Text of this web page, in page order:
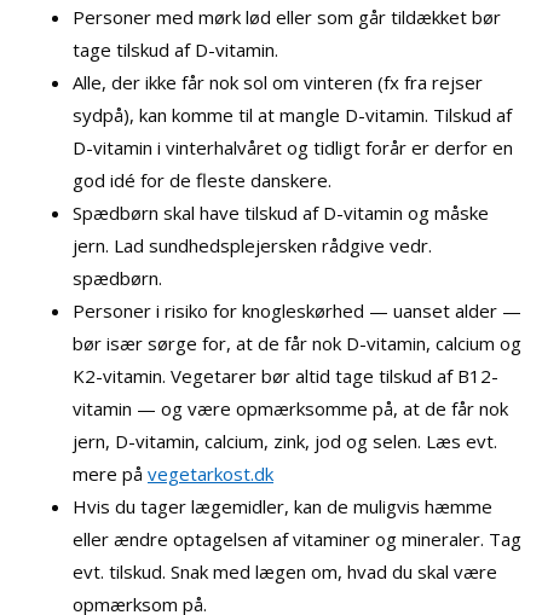
Personer med mørk lød eller som går tildækket bør
tage tilskud af D-vitamin.
Alle, der ikke får nok sol om vinteren (fx fra rejser
sydpå), kan komme til at mangle D-vitamin. Tilskud af
D-vitamin i vinterhalvåret og tidligt forår er derfor en
god idé for de fleste danskere.
Spædbørn skal have tilskud af D-vitamin og måske
jern. Lad sundhedsplejersken rådgive vedr.
spædbørn.
Personer i risiko for knogleskørhed — uanset alder —
bør især sørge for, at de får nok D-vitamin, calcium og
K2-vitamin. Vegetarer bør altid tage tilskud af B12-
vitamin — og være opmærksomme på, at de får nok
jern, D-vitamin, calcium, zink, jod og selen. Læs evt.
mere på vegetarkost.dk
Hvis du tager lægemidler, kan de muligvis hæmme
eller ændre optagelsen af vitaminer og mineraler. Tag
evt. tilskud. Snak med lægen om, hvad du skal være
opmærksom på.